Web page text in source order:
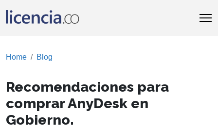
Home Blog
Recomendaciones para
comprar AnyDesk en
Gobierno.